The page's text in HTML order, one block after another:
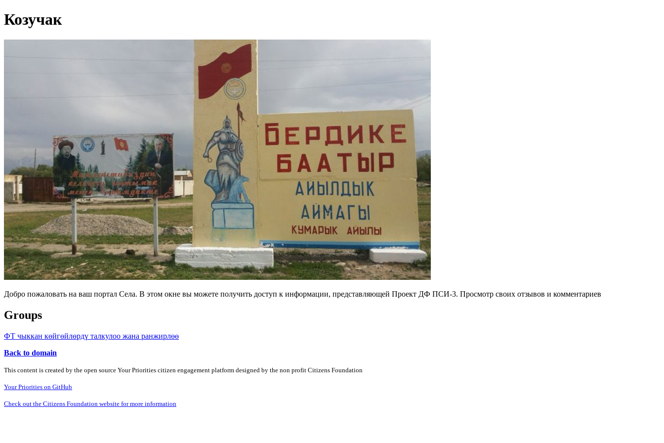
Козучак
Добро пожаловать на ваш портал Села. В этом окне вы можете получить доступ к информации, представляющей Проект ДФ ПСИ-3. Просмотр своих отзывов и комментариев
Groups
ФТ чыккан көйгөйлөрдү талкулоо жана ранжирлөө
Back to domain
This content is created by the open source Your Priorities citizen engagement platform designed by the non profit Citizens Foundation
Your Priorities on GitHub
Check out the Citizens Foundation website for more information